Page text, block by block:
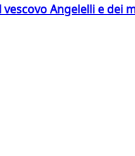
Angelelli e dei